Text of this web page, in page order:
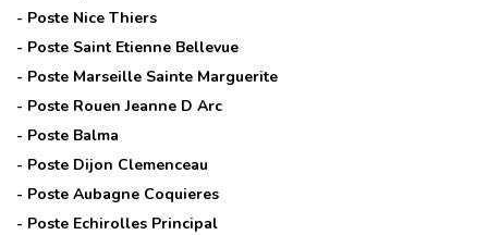
- Poste Nice Thiers
- Poste Saint Etienne Bellevue
- Poste Marseille Sainte Marguerite
- Poste Rouen Jeanne D Arc
- Poste Balma
- Poste Dijon Clemenceau
- Poste Aubagne Coquieres
- Poste Echirolles Principal